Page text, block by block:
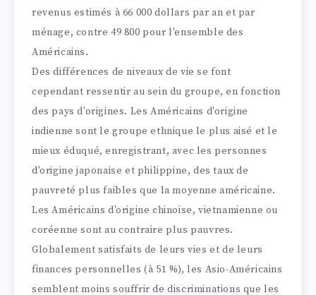
revenus estimés à 66 000 dollars par an et par
ménage, contre 49 800 pour l'ensemble des
Américains.
Des différences de niveaux de vie se font
cependant ressentir au sein du groupe, en fonction
des pays d'origines. Les Américains d'origine
indienne sont le groupe ethnique le plus aisé et le
mieux éduqué, enregistrant, avec les personnes
d'origine japonaise et philippine, des taux de
pauvreté plus faibles que la moyenne américaine.
Les Américains d'origine chinoise, vietnamienne ou
coréenne sont au contraire plus pauvres.
Globalement satisfaits de leurs vies et de leurs
finances personnelles (à 51 %), les Asio-Américains
semblent moins souffrir de discriminations que les